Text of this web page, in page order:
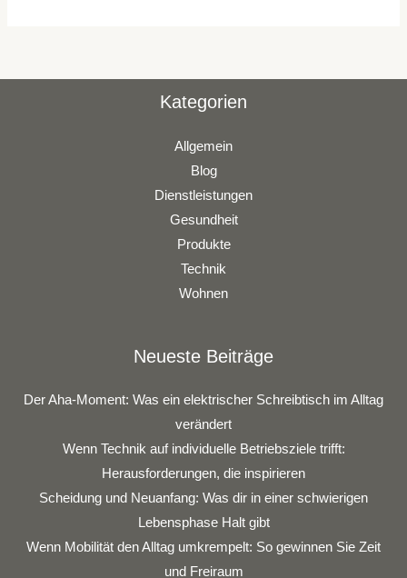
Kategorien
Allgemein
Blog
Dienstleistungen
Gesundheit
Produkte
Technik
Wohnen
Neueste Beiträge
Der Aha-Moment: Was ein elektrischer Schreibtisch im Alltag
verändert
Wenn Technik auf individuelle Betriebsziele trifft:
Herausforderungen, die inspirieren
Scheidung und Neuanfang: Was dir in einer schwierigen
Lebensphase Halt gibt
Wenn Mobilität den Alltag umkrempelt: So gewinnen Sie Zeit
und Freiraum